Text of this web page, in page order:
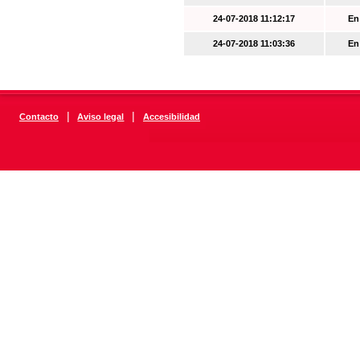
24-07-2018 11:12:17
24-07-2018 11:03:36
Contacto | Aviso legal | Accesibilidad